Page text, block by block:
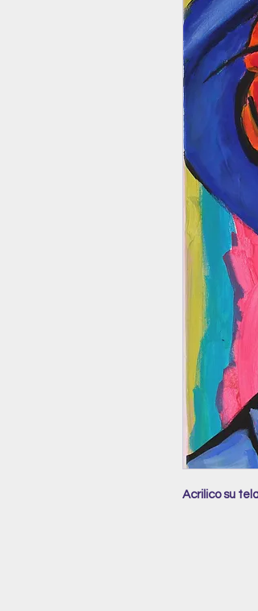
Acrilico su